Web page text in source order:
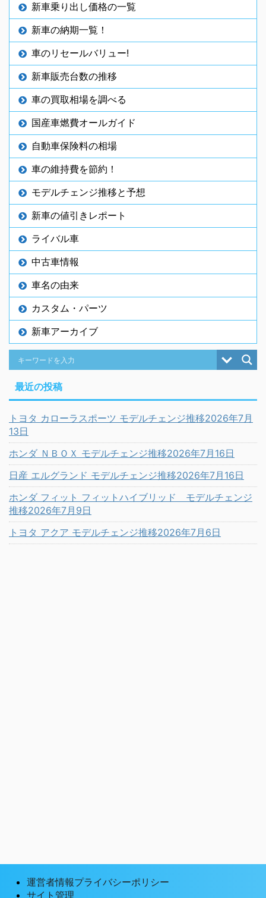
新車乗り出し価格の一覧
新車の納期一覧！
車のリセールバリュー!
新車販売台数の推移
車の買取相場を調べる
国産車燃費オールガイド
自動車保険料の相場
車の維持費を節約！
モデルチェンジ推移と予想
新車の値引きレポート
ライバル車
中古車情報
車名の由来
カスタム・パーツ
新車アーカイブ
最近の投稿
トヨタ カローラスポーツ モデルチェンジ推移2026年7月
13日
ホンダ ＮＢＯＸ モデルチェンジ推移2026年7月16日
日産 エルグランド モデルチェンジ推移2026年7月16日
ホンダ フィット フィットハイブリッド モデルチェンジ
推移2026年7月9日
トヨタ アクア モデルチェンジ推移2026年7月6日
運営者情報プライバシーポリシー
サイト管理